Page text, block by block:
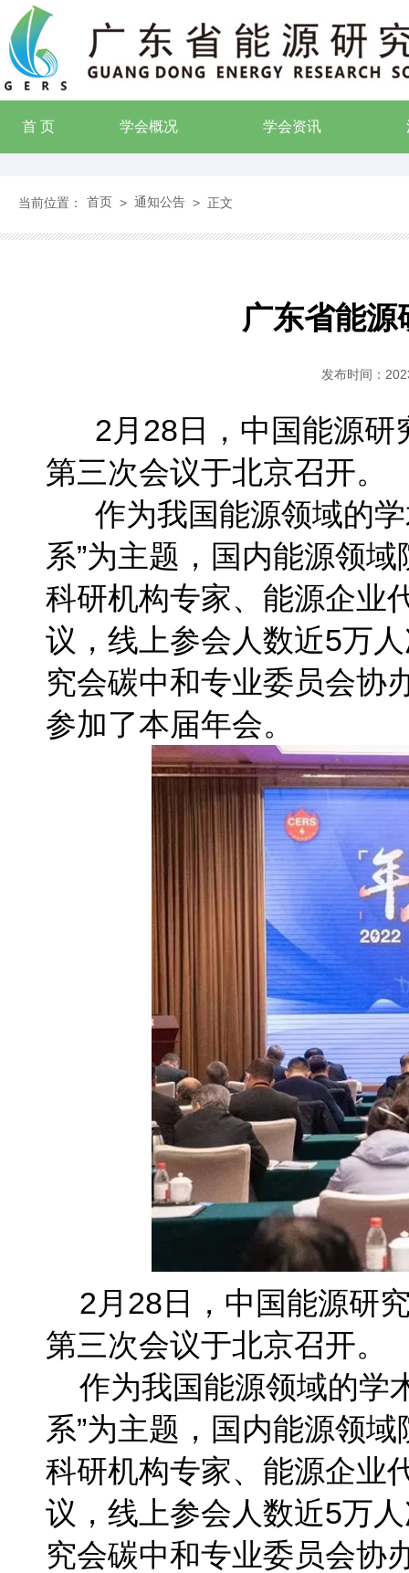
首 页 学会概况 学会资讯
当前位置： 首页 > 通知公告 > 正文
广东省能
发布时间：
2月28日，中国能源研
第三次会议于北京召开。
作为我国能源领域的学
系”为主题，国内能源领
科研机构专家、能源企业
议，线上参会人数近5万
究会碳中和专业委员会协
参加了本届年会。
2月28日，中国能源研
第三次会议于北京召开。
作为我国能源领域的学
系”为主题，国内能源领
科研机构专家、能源企业
议，线上参会人数近5万
究会碳中和专业委员会协